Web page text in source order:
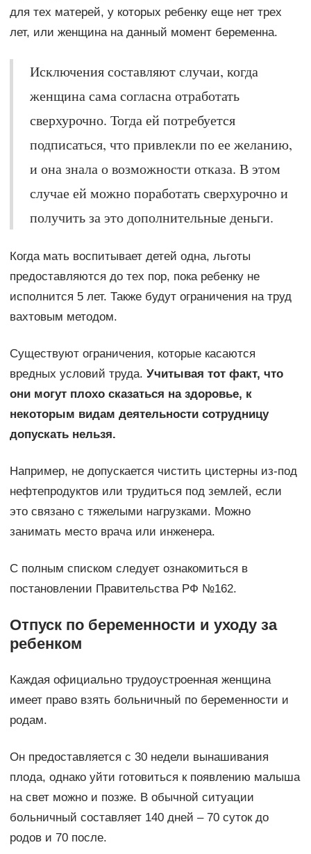
для тех матерей, у которых ребенку еще нет трех
лет, или женщина на данный момент беременна.
Исключения составляют случаи, когда
женщина сама согласна отработать
сверхурочно. Тогда ей потребуется
подписаться, что привлекли по ее желанию,
и она знала о возможности отказа. В этом
случае ей можно поработать сверхурочно и
получить за это дополнительные деньги.
Когда мать воспитывает детей одна, льготы
предоставляются до тех пор, пока ребенку не
исполнится 5 лет. Также будут ограничения на труд
вахтовым методом.
Существуют ограничения, которые касаются
вредных условий труда. Учитывая тот факт, что
они могут плохо сказаться на здоровье, к
некоторым видам деятельности сотрудницу
допускать нельзя.
Например, не допускается чистить цистерны из-под
нефтепродуктов или трудиться под землей, если
это связано с тяжелыми нагрузками. Можно
занимать место врача или инженера.
С полным списком следует ознакомиться в
постановлении Правительства РФ №162.
Отпуск по беременности и уходу за
ребенком
Каждая официально трудоустроенная женщина
имеет право взять больничный по беременности и
родам.
Он предоставляется с 30 недели вынашивания
плода, однако уйти готовиться к появлению малыша
на свет можно и позже. В обычной ситуации
больничный составляет 140 дней – 70 суток до
родов и 70 после.